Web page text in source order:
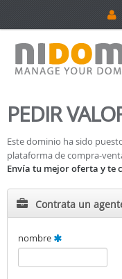
Vender Dominios
PEDIR
Este dominio ha sido
plataforma de compra-
Envía tu mejor oferta y te
Contrata un
nombre